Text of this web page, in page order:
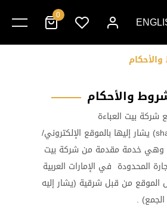
0
والأحكام
بيت العباءة
الشرقية sharqiaa.ae) يشار إليها بالموقع الإلكتروني/
، وهي خدمة مقدمة من شركة بيت
المحدودة في الإمارات العربية
الموقع من قبل شرقية (يشار إليه
.